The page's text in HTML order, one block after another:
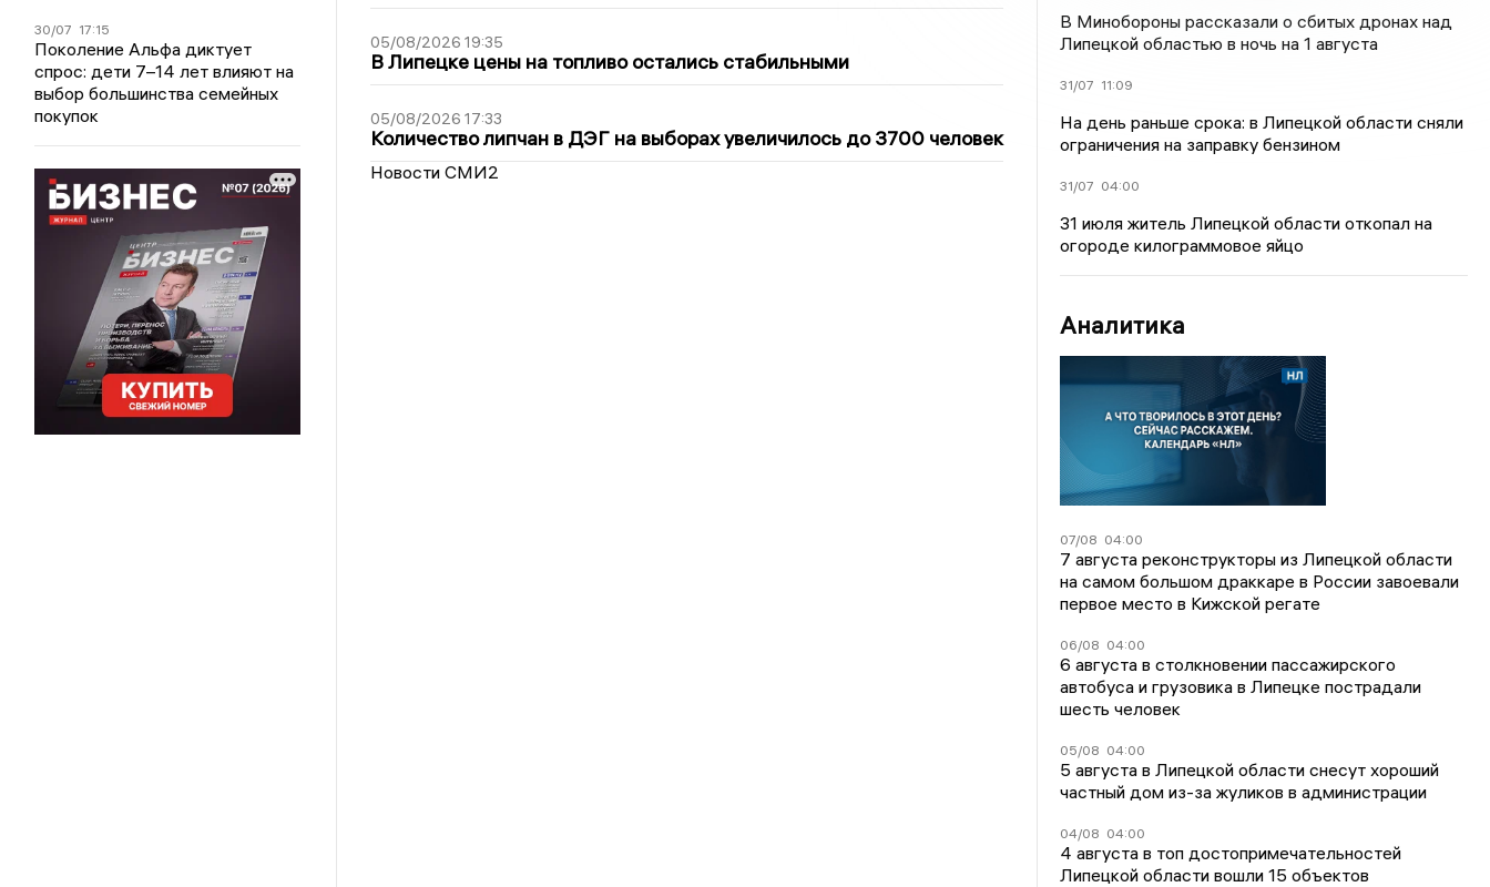
30/07 17:15
Поколение Альфа диктует
спрос: дети 7–14 лет влияют на
выбор большинства семейных
покупок
05/08/2026 19:35
В Липецке цены на топливо остались стабильными
05/08/2026 17:33
Количество липчан в ДЭГ на выборах увеличилось до 3700 человек
Новости СМИ2
В Минобороны рассказали о сбитых дронах над
Липецкой областью в ночь на 1 августа
31/07 11:09
На день раньше срока: в Липецкой области сняли
ограничения на заправку бензином
31/07 04:00
31 июля житель Липецкой области откопал на
огороде килограммовое яйцо
Аналитика
07/08 04:00
7 августа реконструкторы из Липецкой области
на самом большом драккаре в России завоевали
первое место в Кижской регате
06/08 04:00
6 августа в столкновении пассажирского
автобуса и грузовика в Липецке пострадали
шесть человек
05/08 04:00
5 августа в Липецкой области снесут хороший
частный дом из-за жуликов в администрации
04/08 04:00
4 августа в топ достопримечательностей
Липецкой области вошли 15 объектов